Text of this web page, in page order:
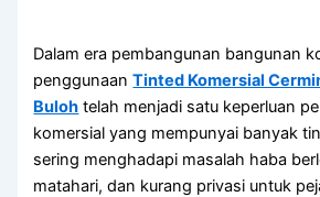
Dalam era pembangunan bangunan
penggunaanTinted Komersial
Buloh telah menjadi satu keperluan
komersial yang mempunyai banyak
sering menghadapi masalah haba
matahari, dan kurang privasi untuk